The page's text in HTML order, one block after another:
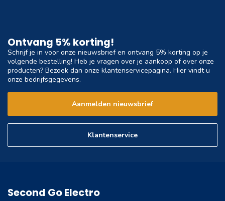
Ontvang 5% korting!
Schrijf je in voor onze nieuwsbrief en ontvang 5% korting op je
volgende bestelling! Heb je vragen over je aankoop of over onze
producten? Bezoek dan onze klantenservicepagina. Hier vindt u
onze bedrijfsgegevens.
Aanmelden nieuwsbrief
Klantenservice
Second Go Electro